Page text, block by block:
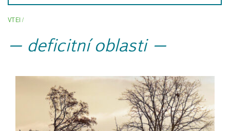
VTEI/
deficitní oblasti